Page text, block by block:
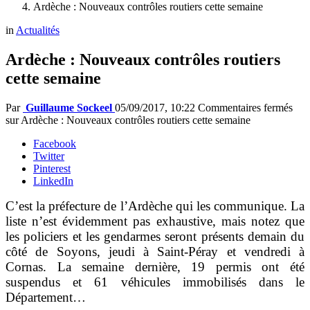
Ardèche : Nouveaux contrôles routiers cette semaine
inActualités
Ardèche : Nouveaux contrôles routiers
cette semaine
Par Guillaume Sockeel 05/09/2017, 10:22 Commentaires fermés
sur Ardèche : Nouveaux contrôles routiers cette semaine
Facebook
Twitter
Pinterest
LinkedIn
C’est la préfecture de l’Ardèche qui les communique. La
liste n’est évidemment pas exhaustive, mais notez que
les policiers et les gendarmes seront présents demain du
côté de Soyons, jeudi à Saint-Péray et vendredi à
Cornas. La semaine dernière, 19 permis ont été
suspendus et 61 véhicules immobilisés dans le
Département…